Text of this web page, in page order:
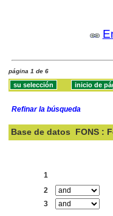
página 1 de 6
Refinar la búsqueda
Base de datos FONS :
1
2
3